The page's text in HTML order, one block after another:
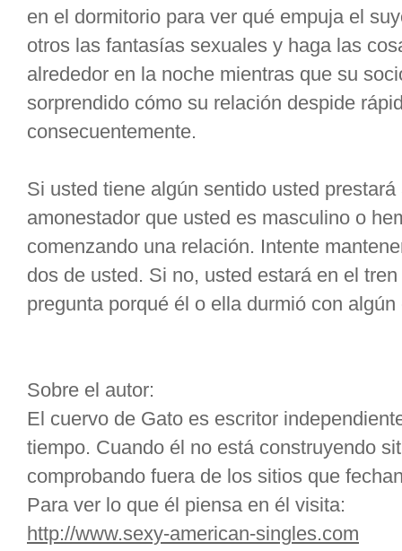
en el dormitorio para ver qué empuja el
otros las fantasías sexuales y haga las
alrededor en la noche mientras que su
sorprendido cómo su relación despide
consecuentemente.
Si usted tiene algún sentido usted
amonestador que usted es masculino o
comenzando una relación. Intente
dos de usted. Si no, usted estará en el
pregunta porqué él o ella durmió con algún
Sobre el autor:
El cuervo de Gato es escritor
tiempo. Cuando él no está construyendo
comprobando fuera de los sitios que
Para ver lo que él piensa en él visita:
http://www.sexy-american-singles.com